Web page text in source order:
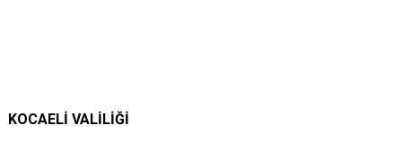
KOCAELİ VALİLİĞİ